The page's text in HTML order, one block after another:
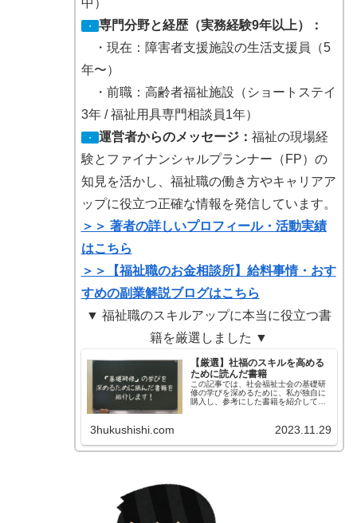
中）
・
専門分野と経歴（実務経験9年以上）：
・現在：障害者支援施設の生活支援員（5
年〜）
・前職：高齢者福祉施設（ショートステイ
3年 / 福祉用具専門相談員1年）
・ 運営者からのメッセージ： 福祉の現場経
験とファイナンシャルプランナー（FP）の
知見を活かし、福祉職の働き方やキャリアア
ップに役立つ正確な情報を発信しています。
＞＞ 著者の詳しいプロフィール・活動実績
はこちら
＞＞【福祉職のお金相談所】給料事情・おす
すめの副業解説ブログはこちら
▼ 福祉職のスキルアップに本当に役立つ書
籍を厳選しました ▼
【厳選】社福のスキルを高める
ために読んだ書籍
この記事では、社会福祉士会の基礎研
修の学びを深めるために、私が独自に
購入し、参考にした書籍を紹介してい
3hukushishi.com 2023.11.29